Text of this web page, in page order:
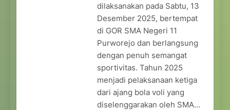
dilaksanakan pada Sabtu, 13
Desember 2025, bertempat
di GOR SMA Negeri 11
Purworejo dan berlangsung
dengan penuh semangat
sportivitas. Tahun 2025
menjadi pelaksanaan ketiga
dari ajang bola voli yang
diselenggarakan oleh SMA…